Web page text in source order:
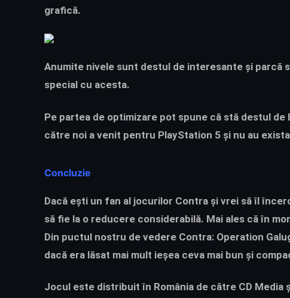
grafică.
Anumite nivele sunt destul de interesante și parcă
special cu acesta.
Pe partea de optimizare pot spune că stă destul de
către noi a venit pentru PlayStation 5 și nu au
Concluzie
Dacă ești un fan al jocurilor Contra și vrei să îl
să fie la o reducere considerabilă. Mai ales că în
Din puctul nostru de vedere Contra: Operation
dacă era lăsat mai mult ieșea ceva mai bun și
Jocul este distribuit în România de către CD